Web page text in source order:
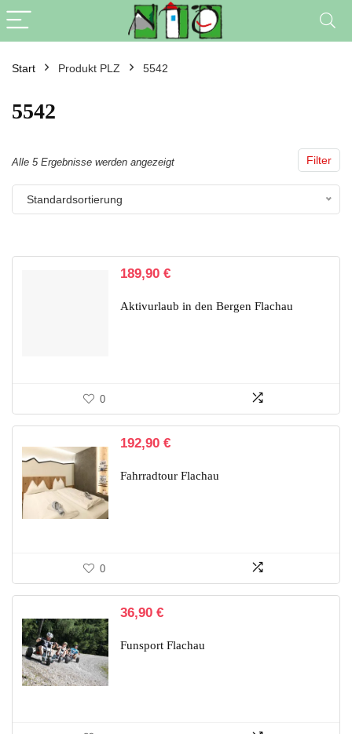
Start Produkt PLZ 5542
5542
Filter
Alle 5 Ergebnisse werden angezeigt
Standardsortierung
189,90 €
Aktivurlaub in den Bergen Flachau
0
192,90 €
Fahrradtour Flachau
0
36,90 €
Funsport Flachau